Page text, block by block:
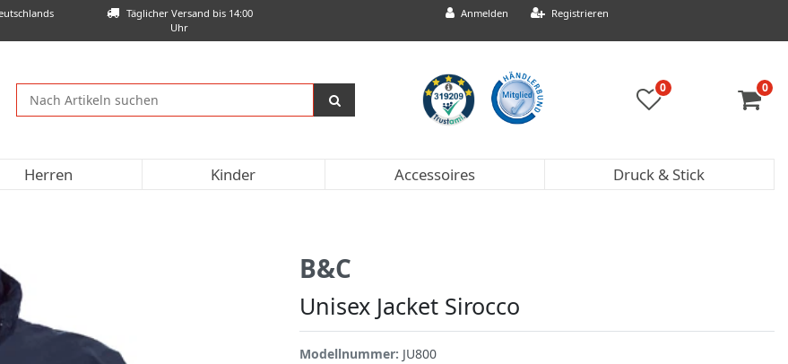
Anmelden Registrieren
Täglicher Versand bis 14:00
Uhr
0 0
Herren Kinder Accessoires Druck & Stick
B&C
Unisex Jacket Sirocco
Modellnummer: JU800